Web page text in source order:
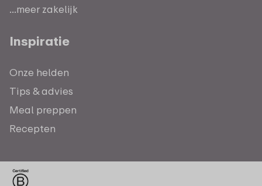
...meer zakelijk
Inspiratie
Onze helden
Tips & advies
Meal preppen
Recepten